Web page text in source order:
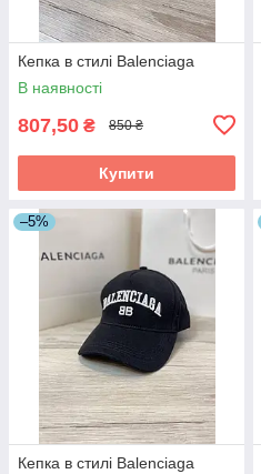
Кепка в стилі Balenciaga
В наявності
807,50 ₴ 850 ₴
Купити
–5%
Кепка в стилі Balenciaga